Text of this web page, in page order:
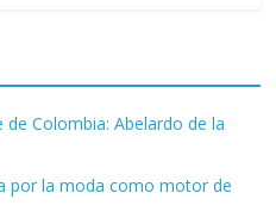
Colombia: Abelardo de la
por la moda como motor de